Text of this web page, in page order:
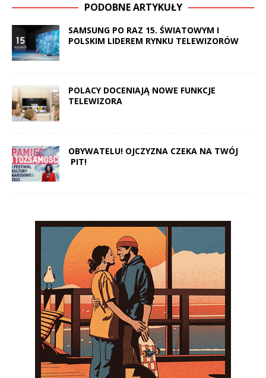
PODOBNE ARTYKUŁY
SAMSUNG PO RAZ 15. ŚWIATOWYM I
POLSKIM LIDEREM RYNKU TELEWIZORÓW
POLACY DOCENIAJĄ NOWE FUNKCJE
TELEWIZORA
OBYWATELU! OJCZYZNA CZEKA NA TWÓJ
PIT!